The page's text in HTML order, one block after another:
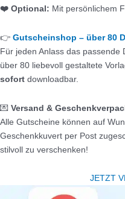
❤️ Optional: Mit persönlichem
👉 Gutscheinshop – über 80
Für jeden Anlass das passende
über 80 liebevoll gestaltete
sofort downloadbar.
💌 Versand &
Alle Gutscheine können auf
Geschenkkuvert per Post
stilvoll zu verschenken!
JETZT